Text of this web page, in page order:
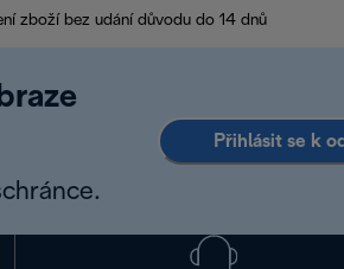
zboží bez udání důvodu do 14 dnů
Přihlásit se k